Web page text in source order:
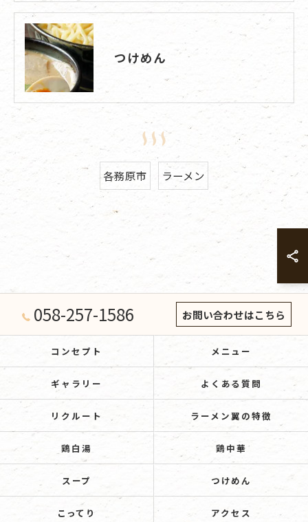
つけめん
各務原市 ラーメン
058-257-1586 お問い合わせはこちら
コンセプト メニュー
ギャラリー よくある質問
リクルート ラーメン翼の特徴
鶏白湯 鶏中華
スープ つけめん
こってり アクセス